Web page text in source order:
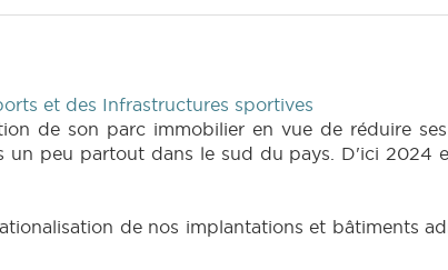
et des Infrastructures sportives
de son parc immobilier en vue de réduire ses
peu partout dans le sud du pays. D'ici 2024
de nos implantations et bâtiments